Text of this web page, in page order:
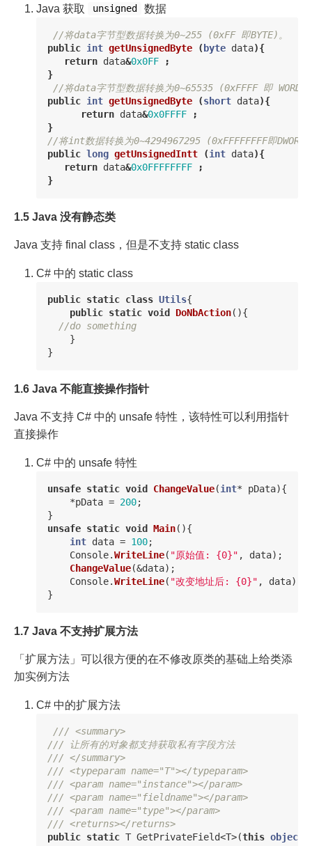
Java 获取 unsigned 数据
//将data字节型数据转换为0~255 (0xFF 即BYTE)。
public int getUnsignedByte (byte data){
return data&0x0FF
;
}
//将data字节型数据转换为0~65535 (0xFFFF 即 WORD)
public int getUnsignedByte (short data){
return data&0x0FFFF
;
}
//将int数据转换为0~4294967295 (0xFFFFFFFF即
public long getUnsignedIntt (int data){
return data&0x0FFFFFFFF
;
}
1.5 Java 没有静态类
Java 支持 final class，但是不支持 static class
C# 中的 static class
public static class Utils{
public static void DoNbAction(){
//do something
}
}
1.6 Java 不能直接操作指针
Java 不支持 C# 中的 unsafe 特性，该特性可以利用指针
直接操作
C# 中的 unsafe 特性
unsafe static void ChangeValue(int* pData){
*pData = 200;
}
unsafe static void Main(){
int data = 100;
Console.WriteLine( "原始值: {0}" , data);
ChangeValue(&data);
Console.WriteLine( "改变地址后: {0}" , data);
}
1.7 Java 不支持扩展方法
「扩展方法」可以很方便的在不修改原类的基础上给类添
加实例方法
C# 中的扩展方法
/// <summary>
/// 让所有的对象都支持获取私有字段方法
/// </summary>
/// <typeparam name="T"></typeparam>
/// <param name="instance"></param>
/// <param name="fieldname"></param>
/// <param name="type"></param>
/// <returns></returns>
public static T GetPrivateField<T>(this object